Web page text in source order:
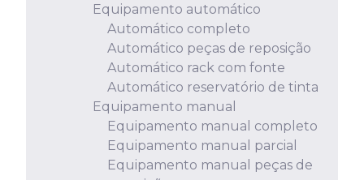
Equipamento automático
Automático completo
Automático peças de reposição
Automático rack com fonte
Automático reservatório de tinta
Equipamento manual
Equipamento manual completo
Equipamento manual parcial
Equipamento manual peças de